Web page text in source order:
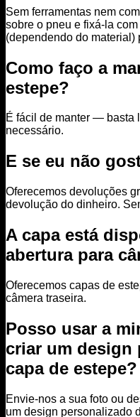
Sem ferramentas nem
sobre o pneu e fixá-la
(dependendo do material)
Como faço a
estepe?
É fácil de manter — basta
necessário.
E se eu não
Oferecemos devoluções
devolução do dinheiro.
A capa está
abertura para
Oferecemos capas de
câmera traseira.
Posso usar a
criar um design
capa de estepe?
Envie-nos a sua foto ou
um design personalizado